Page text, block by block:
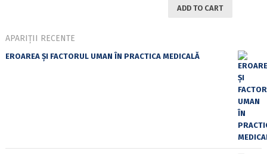
ADD TO CART
APARIȚII RECENTE
EROAREA ȘI FACTORUL UMAN ÎN PRACTICA MEDICALĂ